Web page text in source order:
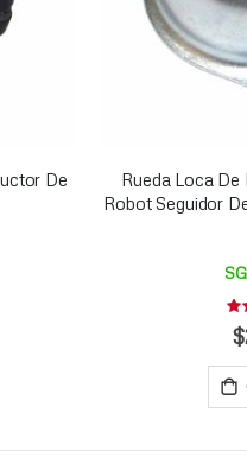
De
Rueda Loca
Robot Seguidor